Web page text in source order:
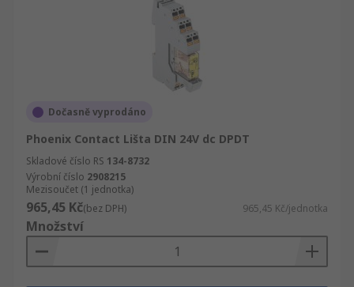
Dočasně vyprodáno
Phoenix Contact Lišta DIN 24V dc DPDT
Skladové číslo RS 134-8732
Výrobní číslo 2908215
Mezisoučet (1 jednotka)
965,45 Kč(bez DPH) 965,45 Kč/jednotka
Množství